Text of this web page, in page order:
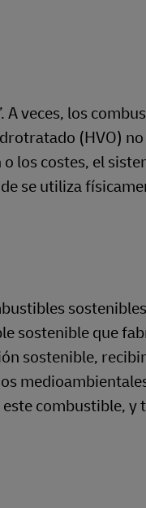
veces, los
(HVO)
los costes, el
se utiliza
sostenible que
sostenible,
este combustible,